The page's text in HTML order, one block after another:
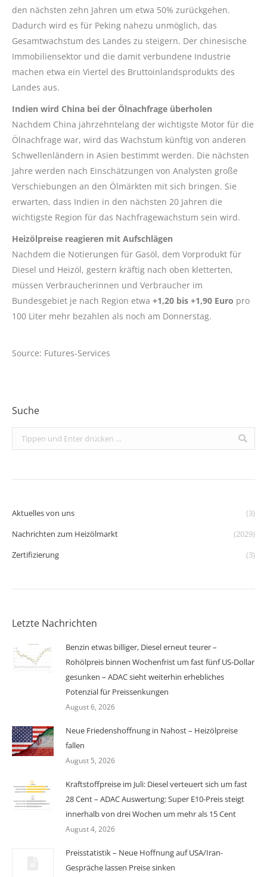
den nächsten zehn Jahren um etwa 50% zurückgehen.
Dadurch wird es für Peking nahezu unmöglich, das
Gesamtwachstum des Landes zu steigern. Der chinesische
Immobiliensektor und die damit verbundene Industrie
machen etwa ein Viertel des Bruttoinlandsprodukts des
Landes aus.
Indien wird China bei der Ölnachfrage überholen
Nachdem China jahrzehntelang der wichtigste Motor für die
Ölnachfrage war, wird das Wachstum künftig von anderen
Schwellenländern in Asien bestimmt werden. Die nächsten
Jahre werden nach Einschätzungen von Analysten große
Verschiebungen an den Ölmärkten mit sich bringen. Sie
erwarten, dass Indien in den nächsten 20 Jahren die
wichtigste Region für das Nachfragewachstum sein wird.
Heizölpreise reagieren mit Aufschlägen
Nachdem die Notierungen für Gasöl, dem Vorprodukt für
Diesel und Heizöl, gestern kräftig nach oben kletterten,
müssen Verbraucherinnen und Verbraucher im
Bundesgebiet je nach Region etwa +1,20 bis +1,90 Euro pro
100 Liter mehr bezahlen als noch am Donnerstag.
Source: Futures-Services
Suche
Search:
Aktuelles von uns
(3)
Nachrichten zum Heizölmarkt
(2029)
Zertifizierung
(3)
Letzte Nachrichten
Benzin etwas billiger, Diesel erneut teurer –
Rohölpreis binnen Wochenfrist um fast fünf US-Dollar
gesunken – ADAC sieht weiterhin erhebliches
Potenzial für Preissenkungen
August 6, 2026
Neue Friedenshoffnung in Nahost – Heizölpreise
fallen
August 5, 2026
Kraftstoffpreise im Juli: Diesel verteuert sich um fast
28 Cent – ADAC Auswertung: Super E10-Preis steigt
innerhalb von drei Wochen um mehr als 15 Cent
August 4, 2026
Preisstatistik – Neue Hoffnung auf USA/Iran-
Gespräche lassen Preise sinken